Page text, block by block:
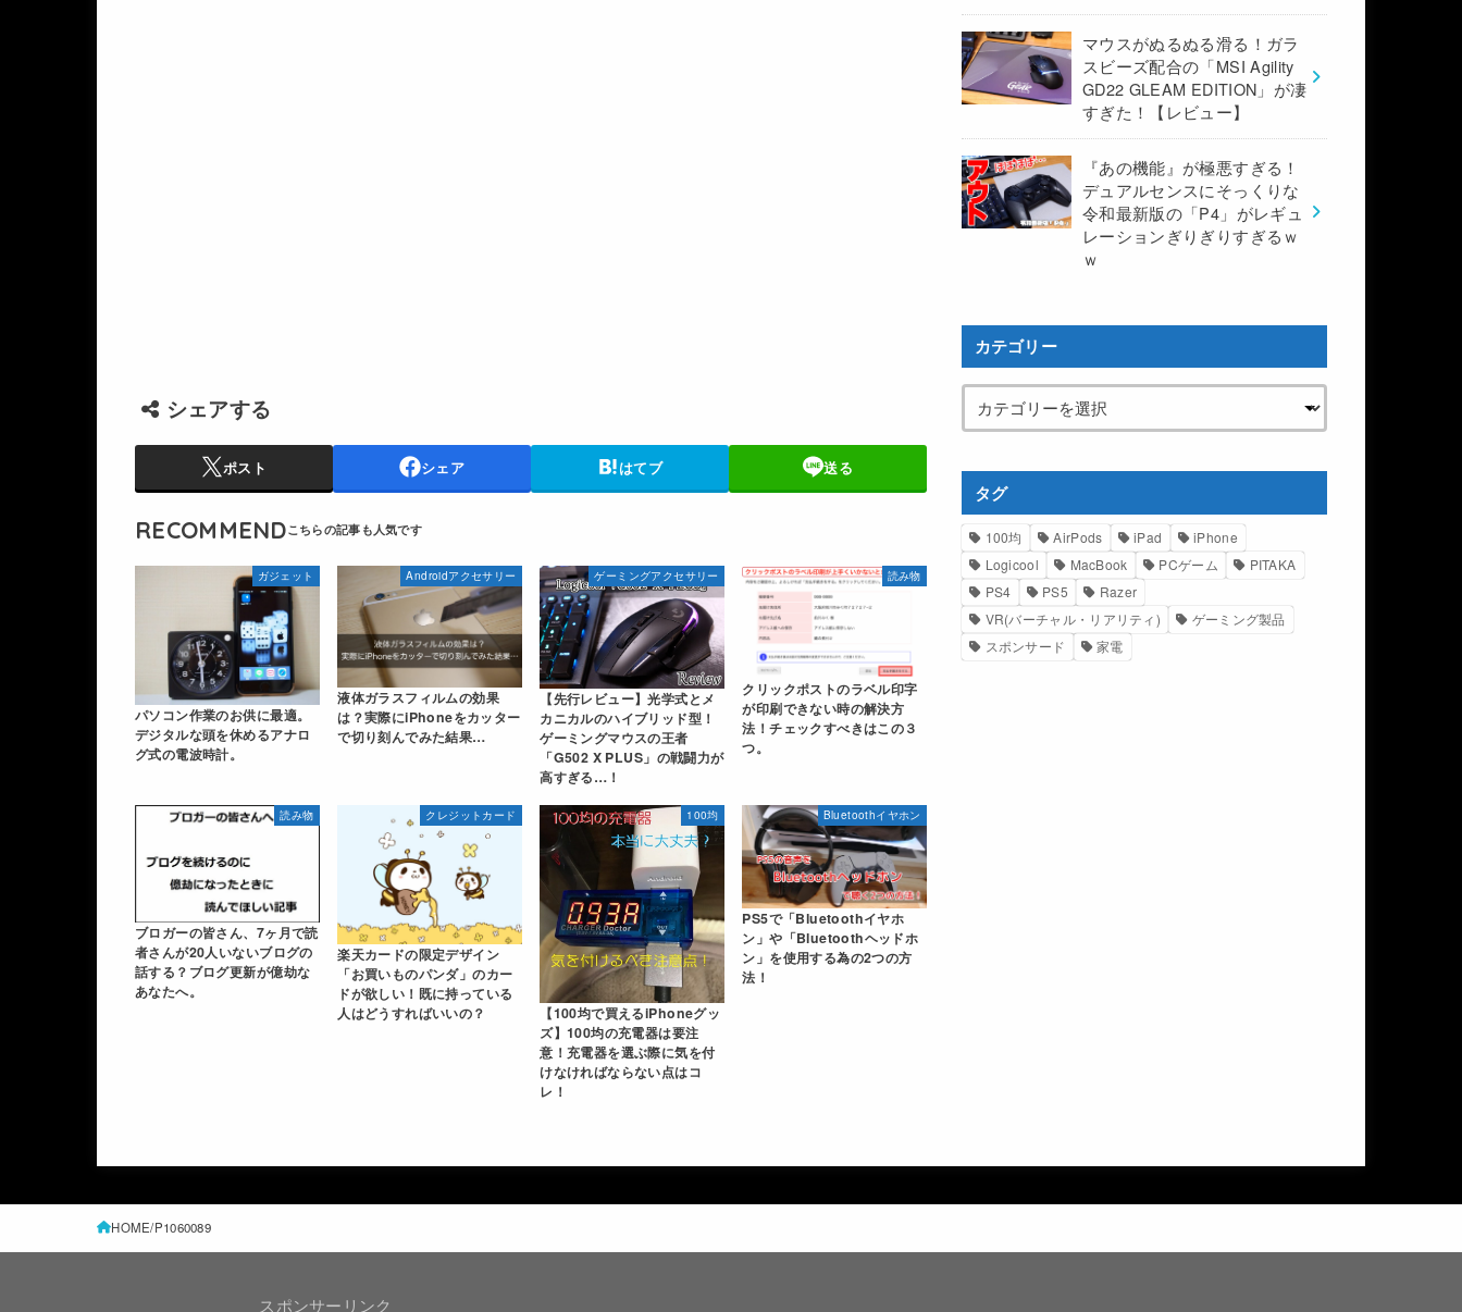
シェアする
ポスト シェア はてブ 送る
RECOMMEND
ガジェット
パソコン作業のお供に最適。
デジタルな頭を休めるアナロ
グ式の電波時計。
Androidアクセサリー
液体ガラスフィルムの効果
は？実際にiPhoneをカッター
で切り刻んでみた結果…
ゲーミングアクセサリー
【先行レビュー】光学式とメ
カニカルのハイブリッド型！
ゲーミングマウスの王者
「G502 X PLUS」の戦闘力が
高すぎる…！
読み物
クリックポストのラベル印字
が印刷できない時の解決方
法！チェックすべきはこの３
つ。
読み物
ブロガーの皆さん、7ヶ月で読
者さんが20人いないブログの
話する？ブログ更新が億劫な
あなたへ。
クレジットカード
楽天カードの限定デザイン
「お買いものパンダ」のカー
ドが欲しい！既に持っている
人はどうすればいいの？
100均
【100均で買えるiPhoneグッ
ズ】100均の充電器は要注
意！充電器を選ぶ際に気を付
けなければならない点はコ
レ！
Bluetoothイヤホン
PS5で「Bluetoothイヤホ
ン」や「Bluetoothヘッドホ
ン」を使用する為の2つの方
法！
マウスがぬるぬる滑る！ガラ
スビーズ配合の「MSI Agility
GD22 GLEAM EDITION」が凄
すぎた！【レビュー】
『あの機能』が極悪すぎる！
デュアルセンスにそっくりな
令和最新版の「P4」がレギュ
レーションぎりぎりすぎるｗ
ｗ
カテゴリー
タグ
100均 AirPods iPad
iPhone
Logicool
MacBook PCゲーム
PITAKA
PS4
PS5
Razer
VR(バーチャル・リアリティ)
ゲーミング製品
スポンサード
家電
HOME P1060089
スポンサーリンク